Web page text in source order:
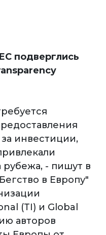
подверглись
инвестиции,
рубежа, - пишут в
в Европу"
(TI) и Global
авторов